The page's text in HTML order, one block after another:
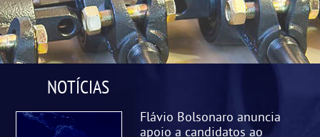
NOTÍCIAS
Flávio Bolsonaro anuncia
apoio a candidatos ao